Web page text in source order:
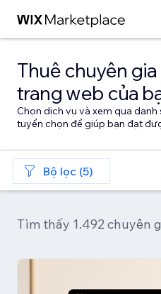
Thuê chuyên
trang web của
Chọn dịch vụ và xem qua
tuyển chọn để giúp bạn đạt
Bộ lọc (5)
Tìm thấy 1.492 chuyên